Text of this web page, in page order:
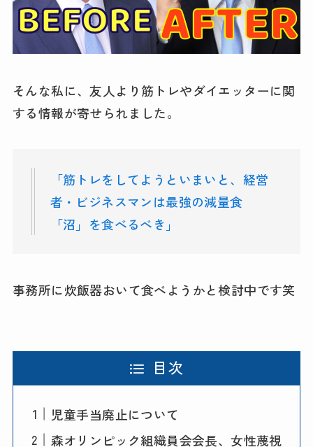
そんな私に、友人より筋トレやダイエッターに関
する情報が寄せられました。
「筋トレをしてようといまいと、経営
者・ビジネスマンは最強の減量食
「沼」を食べるべき」
事務所に炊飯器おいて食べようかと検討中です笑
目次
児童手当廃止について
森オリンピック組織員会会長、女性蔑視